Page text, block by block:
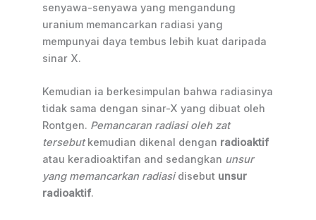
senyawa-senyawa yang mengandung
uranium memancarkan radiasi yang
mempunyai daya tembus lebih kuat daripada
sinar X.
Kemudian ia berkesimpulan bahwa radiasinya
tidak sama dengan sinar-X yang dibuat oleh
Rontgen. Pemancaran radiasi oleh zat
tersebutkemudian dikenal dengan radioaktif
atau keradioaktifan and sedangkan unsur
yang memancarkan radiasidisebut unsur
radioaktif.